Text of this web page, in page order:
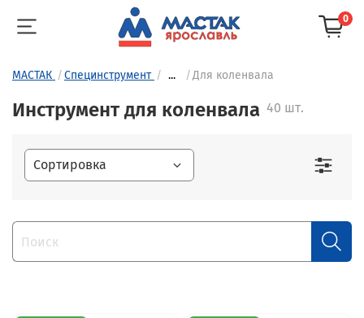
0
МАСТАК Специнструмент ... Для коленвала
Инструмент для коленвала 40 шт.